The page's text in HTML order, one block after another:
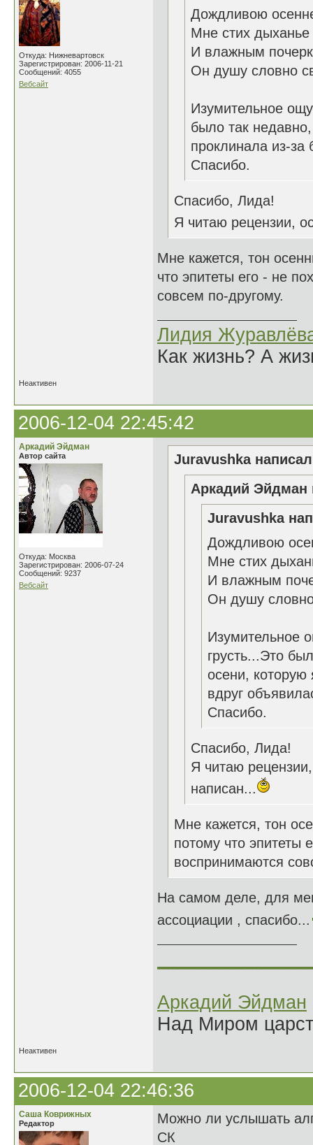
Откуда: Нижневартовск
Зарегистрирован: 2006-11-21
Сообщений: 4055
Вебсайт
Дождливою
Мне стих
И влажным
Он душу словно
Изумительное
было так
проклинала из-за
Спасибо.
Спасибо, Лида!
Я читаю рецензии,
Мне кажется, тон
что эпитеты его - не
совсем по-другому.
Лидия
Как жизнь? А
Неактивен
2006-12-04 22:45:42
Аркадий Эйдман
Автор сайта
Откуда: Москва
Зарегистрирован: 2006-07-24
Сообщений: 9237
Вебсайт
Juravushka
Аркадий Эйдман
Juravushka
Дождливою
Мне стих
И влажным
Он душу
Изумительное
грусть...Это
осени, которую
вдруг
Спасибо.
Спасибо, Лида!
Я читаю
написан...
Мне кажется, тон
потому что эпитеты
воспринимаются
На самом деле, для
ассоциации , спасибо...
Аркадий Эйдман
Над Миром
Неактивен
2006-12-04 22:46:36
Саша Коврижных
Редактор
Можно ли услышать
СК